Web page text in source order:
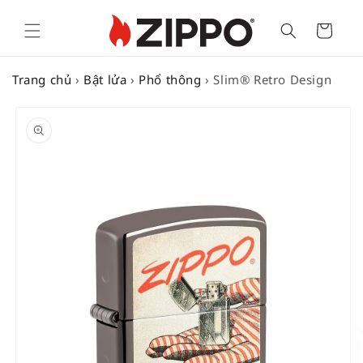
Cart
Trang chủ › Bật lửa › Phổ thông ›Slim® Retro Design
PRODUCT
INFORMATION